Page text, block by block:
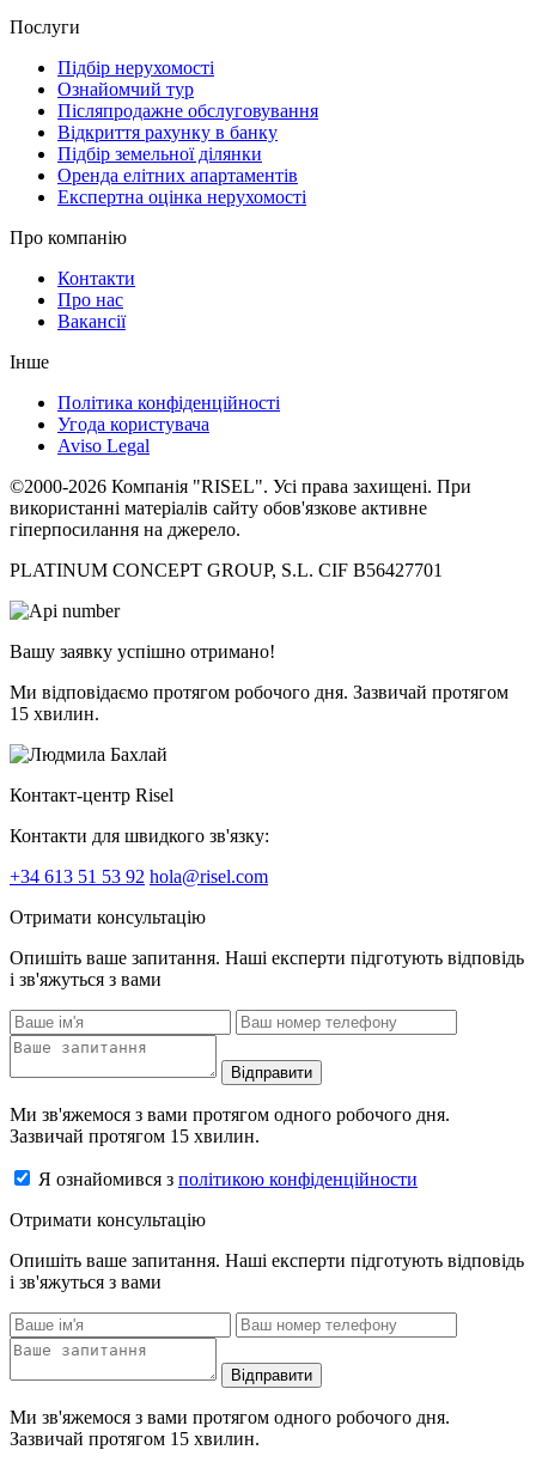
Послуги
Підбір нерухомості
Ознайомчий тур
Післяпродажне обслуговування
Відкриття рахунку в банку
Підбір земельної ділянки
Оренда елітних апартаментів
Експертна оцінка нерухомості
Про компанію
Контакти
Про нас
Вакансії
Інше
Політика конфіденційності
Угода користувача
Aviso Legal
©2000-2026 Компанія "RISEL". Усі права захищені. При
використанні матеріалів сайту обов'язкове активне
гіперпосилання на джерело.
PLATINUM CONCEPT GROUP, S.L. CIF B56427701
Вашу заявку успішно отримано!
Ми відповідаємо протягом робочого дня. Зазвичай протягом
15 хвилин.
Контакт-центр Risel
Контакти для швидкого зв'язку:
+34 613 51 53 92 hola@risel.com
Отримати консультацію
Опишіть ваше запитання. Наші експерти підготують відповідь
і зв'яжуться з вами
Відправити
Ми зв'яжемося з вами протягом одного робочого дня.
Зазвичай протягом 15 хвилин.
Я ознайомився з політикою конфіденційности
Отримати консультацію
Опишіть ваше запитання. Наші експерти підготують відповідь
і зв'яжуться з вами
Відправити
Ми зв'яжемося з вами протягом одного робочого дня.
Зазвичай протягом 15 хвилин.